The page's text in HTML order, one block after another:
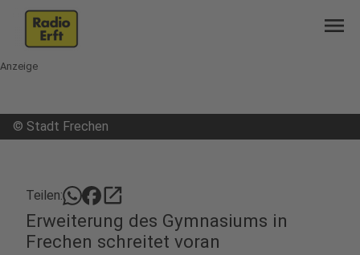
menu
Anzeige
© Stadt Frechen
Teilen: open_in_new
Erweiterung des Gymnasiums in
Frechen schreitet voran